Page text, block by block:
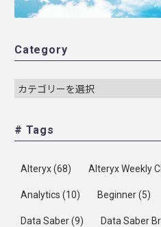
Category
# Tags
Alteryx(68) Alteryx Weekly
Analytics (10) Beginner(5)
Data Saber(9) Data Saber